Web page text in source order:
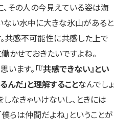
、その人の今見えている姿は海
ない水中に大きな氷山があると
共感不可能性に共感した上で
かせておきたいですよね。
います。「『共感できない』とい
んだ」と理解することなんでしょ
なきゃいけないし、ときには
らは仲間だよね」ということが